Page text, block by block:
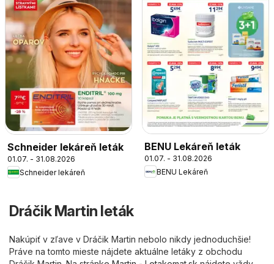
Schneider lekáreň leták
01.07. - 31.08.2026
Schneider lekáreň
BENU Lekáreň leták
01.07. - 31.08.2026
BENU Lekáreň
Dráčik Martin leták
Nakúpiť v zľave v Dráčik Martin nebolo nikdy jednoduchšie!
Práve na tomto mieste nájdete aktuálne letáky z obchodu